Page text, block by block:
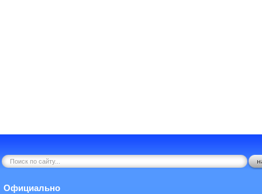
Официально